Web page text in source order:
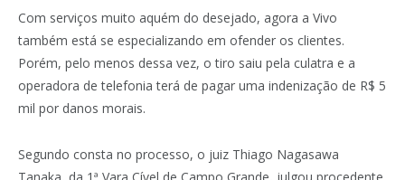
Com serviços muito aquém do desejado, agora a Vivo
também está se especializando em ofender os clientes.
Porém, pelo menos dessa vez, o tiro saiu pela culatra e a
operadora de telefonia terá de pagar uma indenização de R$ 5
mil por danos morais.
Segundo consta no processo, o juiz Thiago Nagasawa